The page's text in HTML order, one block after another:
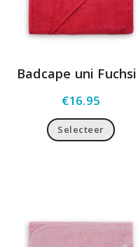
Badcape uni
€16.95
Selecteer